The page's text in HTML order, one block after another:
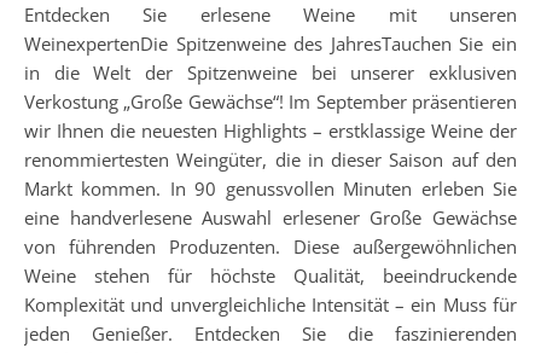
Entdecken Sie erlesene Weine mit unseren
WeinexpertenDie Spitzenweine des JahresTauchen Sie ein
in die Welt der Spitzenweine bei unserer exklusiven
Verkostung „Große Gewächse“! Im September präsentieren
wir Ihnen die neuesten Highlights – erstklassige Weine der
renommiertesten Weingüter, die in dieser Saison auf den
Markt kommen. In 90 genussvollen Minuten erleben Sie
eine handverlesene Auswahl erlesener Große Gewächse
von führenden Produzenten. Diese außergewöhnlichen
Weine stehen für höchste Qualität, beeindruckende
Komplexität und unvergleichliche Intensität – ein Muss für
jeden Genießer. Entdecken Sie die faszinierenden